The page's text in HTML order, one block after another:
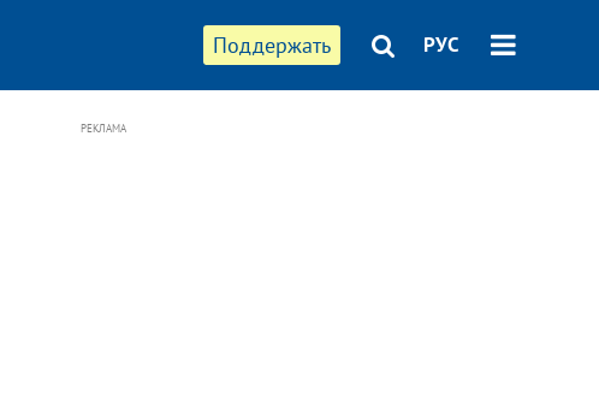
Поддержать РУС
РЕКЛАМА